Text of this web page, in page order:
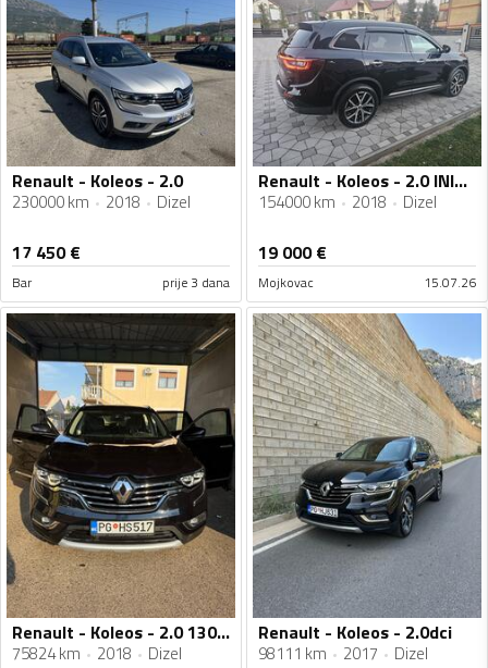
Renault - Koleos - 2.0
230000 km 2018 Dizel
17 450€
Bar prije 3 dana
Renault - Koleos - 2.0 INITIALE PARIS
154000 km 2018 Dizel
19 000€
Mojkovac 15.07.26
Renault - Koleos - 2.0 130kv 4x4
75824 km 2018 Dizel
Renault - Koleos - 2.0dci
98111 km 2017 Dizel